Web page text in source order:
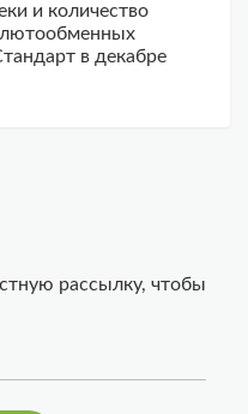
и количество
в декабре
рассылку, чтобы